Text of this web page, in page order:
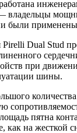
владельцы
были
Pirelli Dual Stud
при
шины.
пятна
как на жесткой